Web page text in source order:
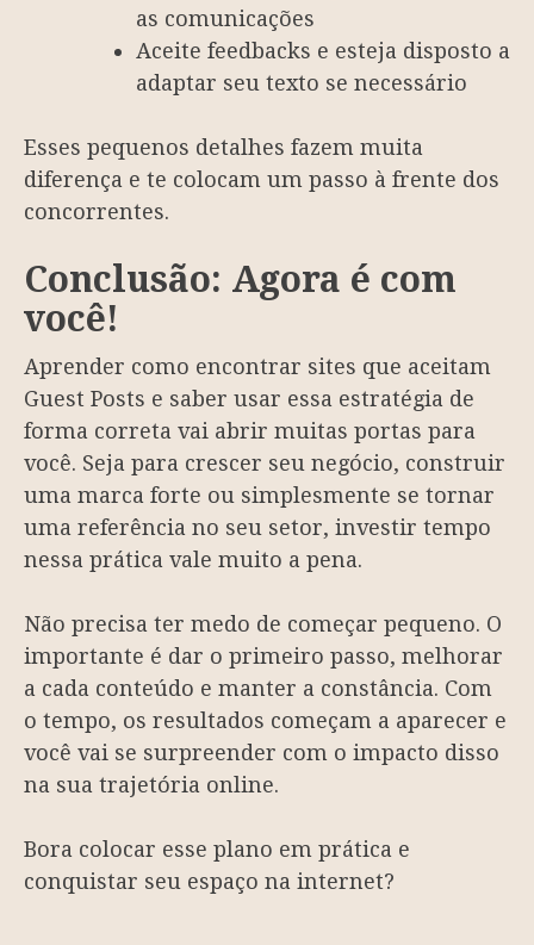
as comunicações
Aceite feedbacks e esteja disposto a
adaptar seu texto se necessário
Esses pequenos detalhes fazem muita
diferença e te colocam um passo à frente dos
concorrentes.
Conclusão: Agora é com
você!
Aprender como encontrar sites que aceitam
Guest Posts e saber usar essa estratégia de
forma correta vai abrir muitas portas para
você. Seja para crescer seu negócio, construir
uma marca forte ou simplesmente se tornar
uma referência no seu setor, investir tempo
nessa prática vale muito a pena.
Não precisa ter medo de começar pequeno. O
importante é dar o primeiro passo, melhorar
a cada conteúdo e manter a constância. Com
o tempo, os resultados começam a aparecer e
você vai se surpreender com o impacto disso
na sua trajetória online.
Bora colocar esse plano em prática e
conquistar seu espaço na internet?